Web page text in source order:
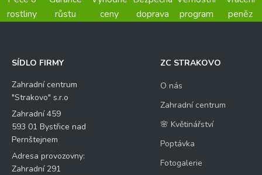
rostliny
růstu
ceny
doprava
program
peněz
SÍDLO FIRMY
Zahradní centrum
"Strakovo" s.r.o
Zahradní 459
593 01 Bystřice nad
Pernštejnem
Adresa provozovny:
Zahradní 291
ZC STRAKOVO
O nás
Zahradní centrum
🌸 Květinářství
Poptávka
Fotogalerie